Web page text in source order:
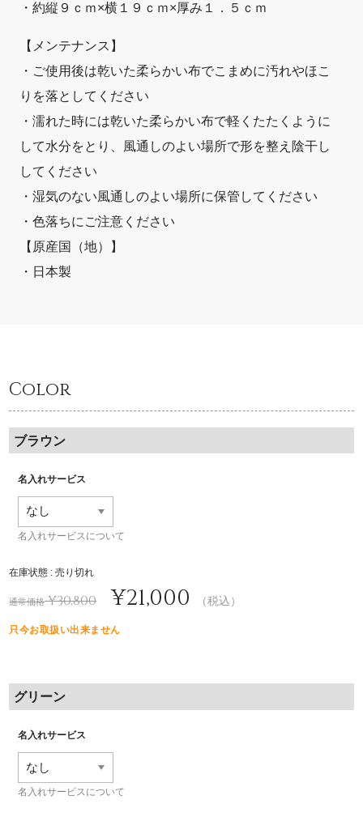
・約縦９ｃｍ×横１９ｃｍ×厚み１．５ｃｍ
【メンテナンス】
・ご使用後は乾いた柔らかい布でこまめに汚れやほこ
りを落としてください
・濡れた時には乾いた柔らかい布で軽くたたくように
して水分をとり、風通しのよい場所で形を整え陰干し
してください
・湿気のない風通しのよい場所に保管してください
・色落ちにご注意ください
【原産国（地）】
・日本製
Color
ブラウン
名入れサービス
名入れサービスについて
在庫状態 : 売り切れ
通常価格¥30,800 ¥21,000 （税込）
只今お取扱い出来ません
グリーン
名入れサービス
名入れサービスについて